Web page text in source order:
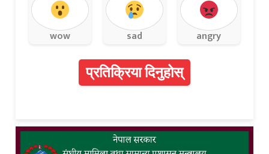
wow sad angry
प्रतिक्रिया दिनुहोस्